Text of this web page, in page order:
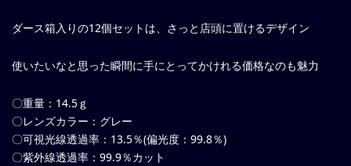
ダース箱入りの12個セットは、さっと店頭に置けるデザイン
使いたいなと思った瞬間に手にとってかけれる価格なのも魅力
〇重量：14.5ｇ
〇レンズカラー：グレー
〇可視光線透過率：13.5％(偏光度：99.8％)
〇紫外線透過率：99.9％カット